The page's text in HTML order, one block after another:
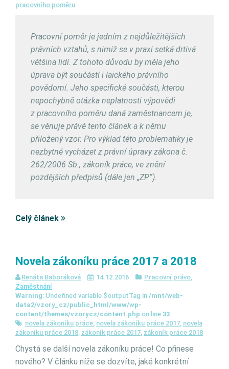
pracovního poměru
Pracovní poměr je jedním z nejdůležitějších
právních vztahů, s nimiž se v praxi setká drtivá
většina lidí. Z tohoto důvodu by měla jeho
úprava být součástí i laického právního
povědomí. Jeho specifické součásti, kterou
nepochybně otázka neplatnosti výpovědi
z pracovního poměru daná zaměstnancem je,
se věnuje právě tento článek a k němu
přiložený vzor. Pro výklad této problematiky je
nezbytné vycházet z právní úpravy zákona č.
262/2006 Sb., zákoník práce, ve znění
pozdějších předpisů (dále jen „ZP“).
Celý článek
Novela zákoníku práce 2017 a 2018
Renáta Baboráková 14.12.2016 Pracovní právo,
Zaměstnání
Warning: Undefined variable $outputTag in /mnt/web-
data2/vzory_cz/public_html/www/wp-
content/themes/vzorycz/content.php on line 33
novela zákoníku práce, novela zákoníku práce 2017, novela
zákoníku práce 2018, zákoník práce 2017, zákoník práce 2018
Chystá se další novela zákoníku práce! Co přinese
nového? V článku níže se dozvíte, jaké konkrétní